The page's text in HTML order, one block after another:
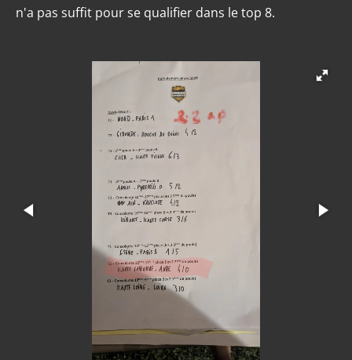
n'a pas suffit pour se qualifier dans le top 8.